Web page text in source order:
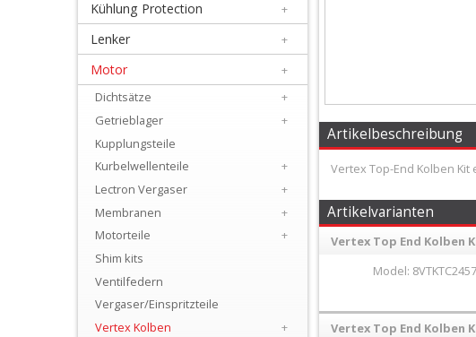
Schmierstoffe
Armaturen
Kühlung
Protection
Kühlung Protection +
Lenker +
Motor
+
Dichtsätze
+
Getrieblager
+
Kupplungsteile
Kurbelwellenteile
+
Lectron Vergaser
+
Membranen
+
Motorteile
+
Shim kits
Ventilfedern
Vergaser/Einspritzteile
Vertex Kolben
+
Artikelbeschreibung
Vertex Top-End Kolben
Artikelvarianten
Vertex Top End Kolben
Model:
Vertex Top End Kolben